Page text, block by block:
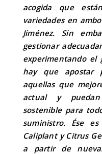
acogida que
variedades en
Jiménez. Sin
gestionar
experimentando el
hay que apostar
aquellas que
actual y
sostenible para
suministro. Ése
Caliplant y Citrus
a partir de